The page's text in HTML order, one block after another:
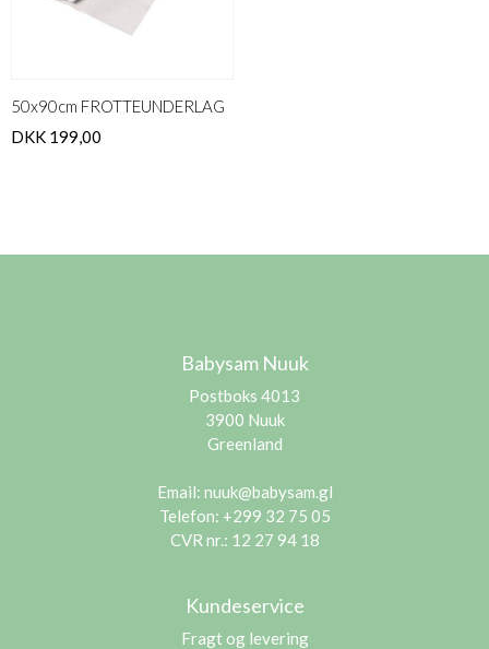
50x90cm FROTTEUNDERLAG
DKK 199,00
Babysam Nuuk
Postboks 4013
3900 Nuuk
Greenland
Email: nuuk@babysam.gl
Telefon: +299 32 75 05
CVR nr.: 12 27 94 18
Kundeservice
Fragt og levering